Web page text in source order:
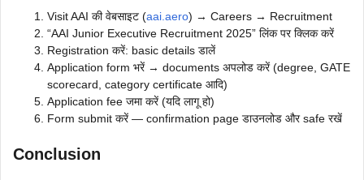
Visit AAI की वेबसाइट (aai.aero) → Careers → Recruitment
“AAI Junior Executive Recruitment 2025” लिंक पर क्लिक करें
Registration करें: basic details डालें
Application form भरें → documents अपलोड करें (degree, GATE
scorecard, category certificate आदि)
Application fee जमा करें (यदि लागू हो)
Form submit करें — confirmation page डाउनलोड और safe रखें
Conclusion